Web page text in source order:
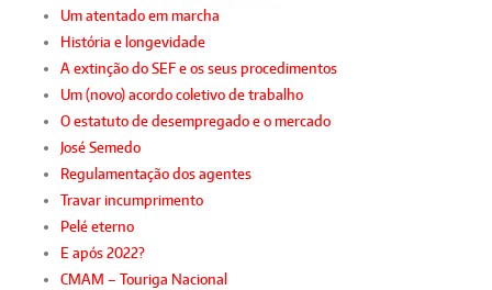
Um atentado em marcha
História e longevidade
A extinção do SEF e os seus procedimentos
Um (novo) acordo coletivo de trabalho
O estatuto de desempregado e o mercado
José Semedo
Regulamentação dos agentes
Travar incumprimento
Pelé eterno
E após 2022?
CMAM – Touriga Nacional